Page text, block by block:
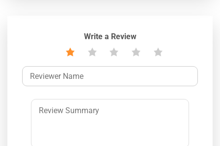
Write a Review